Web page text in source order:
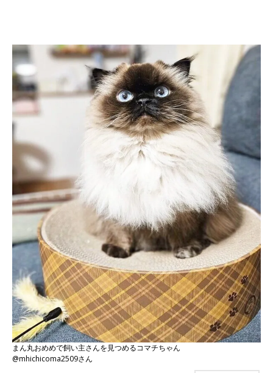
まん丸おめめで飼い主さんを見つめるコマチちゃん
@mhichicoma2509さん